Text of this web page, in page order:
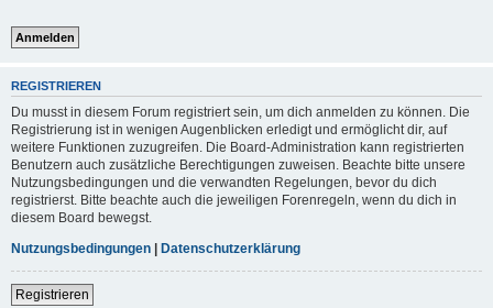
REGISTRIEREN
Du musst in diesem Forum registriert sein, um dich anmelden zu können. Die
Registrierung ist in wenigen Augenblicken erledigt und ermöglicht dir, auf
weitere Funktionen zuzugreifen. Die Board-Administration kann registrierten
Benutzern auch zusätzliche Berechtigungen zuweisen. Beachte bitte unsere
Nutzungsbedingungen und die verwandten Regelungen, bevor du dich
registrierst. Bitte beachte auch die jeweiligen Forenregeln, wenn du dich in
diesem Board bewegst.
Nutzungsbedingungen | Datenschutzerklärung
Registrieren